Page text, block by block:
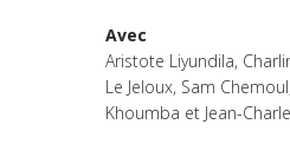
Avec
Aristote Liyundila,
Le Jeloux, Sam
Khoumba et Jean-